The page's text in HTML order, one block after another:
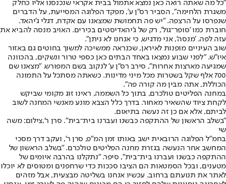
"כל מה שאתה רואה כאן נמצא אתמול בבית אקראי שנכנסנו אליו כחלק
משגרת הלחימה", הסביר רס"ן ע', מפקד הפלוגה המסייעת, על הדברים
שנפרסו על הרצפה. "יש פה תחמושת שמצאנו עם אקדח, דגלי ג'יהאד.
חוברת כמו 'סופר־גול', רק של ג'יהאדיסטים בכירים. האויב מנסה להביא את
עזה לפה. 'מנסה', אני מדגיש, כי אנחנו לא ניתן".
שוב העיניים מופנות לאיראן, שכנראה ממשיכה למשוך בחוטים גם באזור
איו"ש. "לפני שבוע נמצאו באחד הבתים כאן כספי טרור ונשקים, בהכוונה
שמגיעה מארצות אחרות", סירב רס"ן ע' לנקוב בשם המפורש. "מצאנו שם
700 אלף שקל בשטרות מכל מיני מדינות. כשאתה מסתכל על התמונה
הכוללת, אתה מבין מה קורה פה".
במחנה הפליטים טולכרם, בתוך כל השממה, ראינו זוג מקומי שביקש
לקחת ציוד שהשאיר מאחור. בדרך כלל הצבא מונע מאנשי המחנה לשוב
לביתם, אלא אם כן זה נעשה בתיאום.
"בשלב הראשון של ההתקפה כבשנו ועברנו בית־בית". סרן ר',צילום: משה
שי
בחמ"ל הפלוגה הרובאית ישב באותו זמן המ"פ, סרן ר', ועקב דרך מסכי
המחשב אחר הנעשה בגזרת מחנה הפליטים טולכרם. "בשלב הראשון של
ההתקפה כבשנו ועברנו בית־בית", סיפר. "נתקלנו בהרבה איומים של
מטענים, ובכל הסמטאות הם הציבו סככות כדי שרחפנים ומטוסים לא יוכלו
לאתר את תנועתם ברחוב. עכשיו אנחנו בשליטה מבצעית, אבל מזהים